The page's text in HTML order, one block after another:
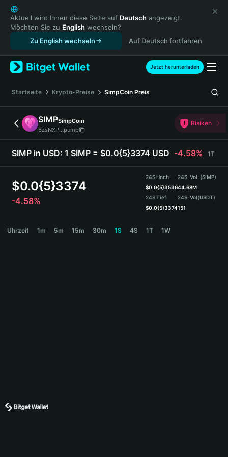
English
日本語
Tiếng Việt
Русский
Español (Latinoamérica)
Türkçe
Français
Deutsch
简体中文
繁體中文
Português (Portugal)
Bahasa Indonesia
ภาษาไทย
Español
Español (Argentina)
Aktuell wird Ihnen diese Seite auf Deutsch angezeigt.
Möchten Sie zu English wechseln?
Zu English wechseln
Auf Deutsch fortfahren
Jetzt herunterladen
Startseite Krypto-Preise SimpCoin Preis
SIMPSimpCoin
6zsNXP...pump
Risiken
SIMP in USD: 1 SIMP = $0.0{5}3374 USD -4.58% 1T
$0.0{5}3374
-4.58%
24S Hoch
$0.0{5}3536
24S Tief
$0.0{5}3374
24S. Vol. (SIMP)
44.68M
24S. Vol(USDT)
151
Uhrzeit 1m 5m 15m 30m 1S 4S 1T 1W